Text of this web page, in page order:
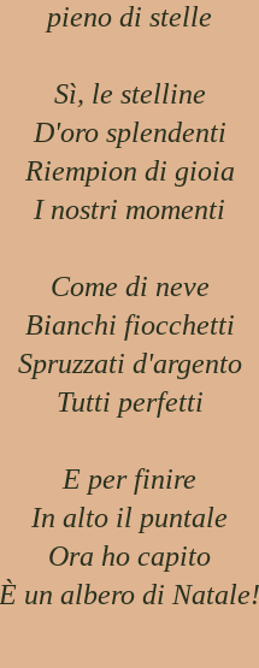
pieno di stelle
Sì, le stelline
D'oro splendenti
Riempion di gioia
I nostri momenti
Come di neve
Bianchi fiocchetti
Spruzzati d'argento
Tutti perfetti
E per finire
In alto il puntale
Ora ho capito
È un albero di